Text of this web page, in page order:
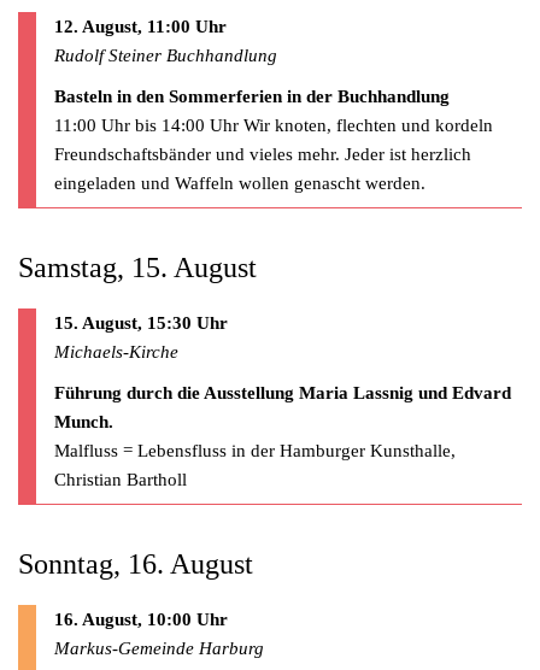
12. August, 11:00 Uhr
Rudolf Steiner Buchhandlung
Basteln in den Sommerferien in der Buchhandlung
11:00 Uhr bis 14:00 Uhr Wir knoten, flechten und kordeln
Freundschaftsbänder und vieles mehr. Jeder ist herzlich
eingeladen und Waffeln wollen genascht werden.
Samstag, 15. August
15. August, 15:30 Uhr
Michaels-Kirche
Führung durch die Ausstellung Maria Lassnig und Edvard
Munch.
Malfluss = Lebensfluss in der Hamburger Kunsthalle,
Christian Bartholl
Sonntag, 16. August
16. August, 10:00 Uhr
Markus-Gemeinde Harburg